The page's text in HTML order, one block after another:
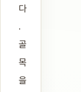
다
.
골
목
을